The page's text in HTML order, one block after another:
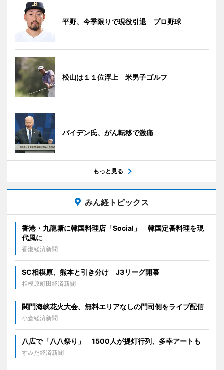
平野、今季限りで現役引退 プロ野球
松山は１１位浮上 米男子ゴルフ
バイデン氏、がん転移で激痛
もっと見る
みん経トピックス
香港・九龍塘に韓国料理店「Social」 韓国定番料理を現
代風に
香港経済新聞
SC相模原、熊本と引き分け J3リーグ開幕
相模原町田経済新聞
関門海峡花火大会、無料エリアなしの門司側をライブ配信
小倉経済新聞
八広で「八八祭り」 1500人が提灯行列、多幸アートも
すみだ経済新聞